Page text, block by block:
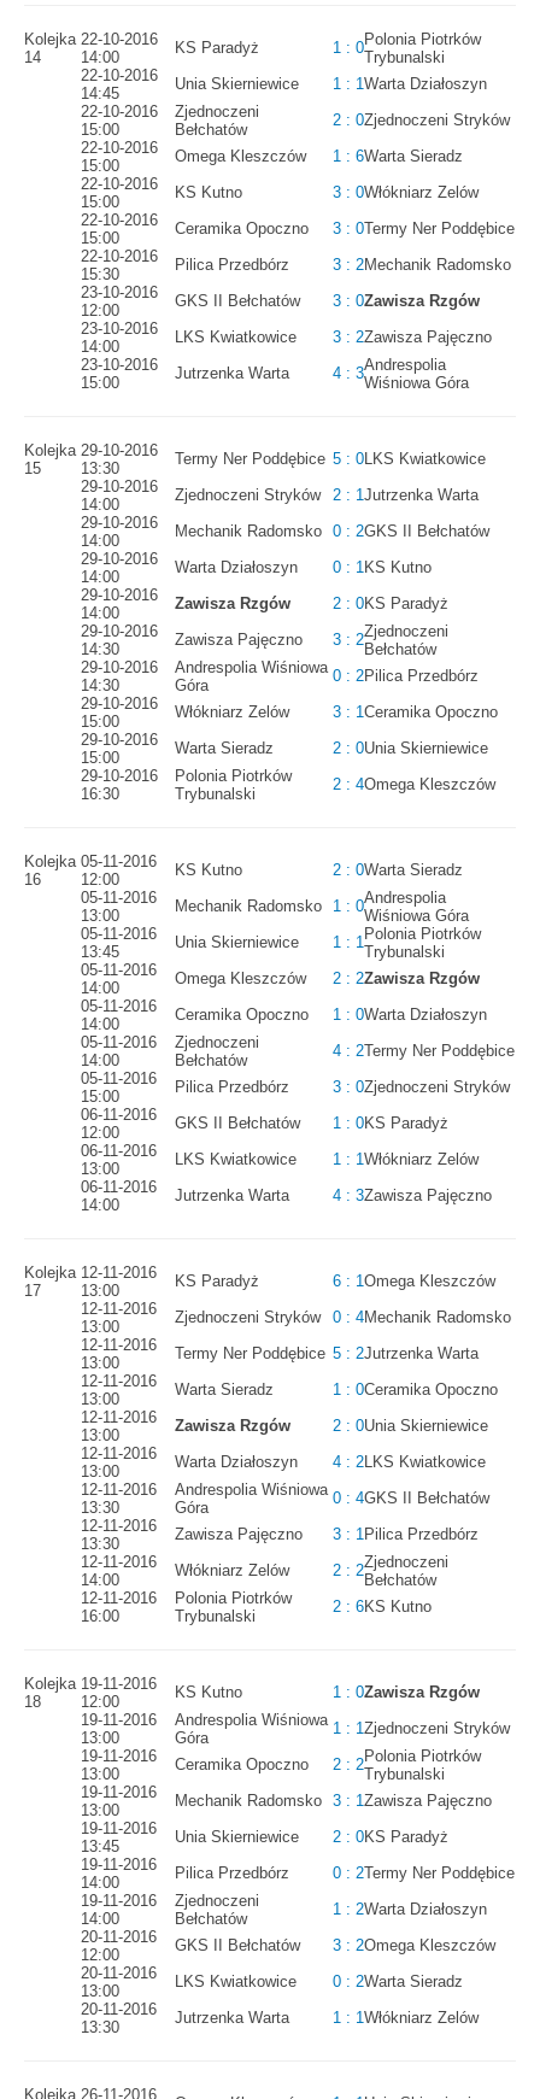
Kolejka
14
22-10-2016
14:00
KS Paradyż 1 : 0Polonia Piotrków
Trybunalski
22-10-2016
14:45
Unia Skierniewice 1 : 1Warta Działoszyn
22-10-2016
15:00
Zjednoczeni
Bełchatów
2 : 0Zjednoczeni Stryków
22-10-2016
15:00
Omega Kleszczów 1 : 6Warta Sieradz
22-10-2016
15:00
KS Kutno 3 : 0Włókniarz Zelów
22-10-2016
15:00
Ceramika Opoczno 3 : 0Termy Ner Poddębice
22-10-2016
15:30
Pilica Przedbórz 3 : 2Mechanik Radomsko
23-10-2016
12:00
GKS II Bełchatów 3 : 0Zawisza Rzgów
23-10-2016
14:00
LKS Kwiatkowice 3 : 2Zawisza Pajęczno
23-10-2016
15:00
Jutrzenka Warta 4 : 3Andrespolia
Wiśniowa Góra
Kolejka
15
29-10-2016
13:30
Termy Ner Poddębice 5 : 0LKS Kwiatkowice
29-10-2016
14:00
Zjednoczeni Stryków 2 : 1Jutrzenka Warta
29-10-2016
14:00
Mechanik Radomsko 0 : 2GKS II Bełchatów
29-10-2016
14:00
Warta Działoszyn 0 : 1KS Kutno
29-10-2016
14:00
Zawisza Rzgów 2 : 0KS Paradyż
29-10-2016
14:30
Zawisza Pajęczno 3 : 2Zjednoczeni
Bełchatów
29-10-2016
14:30
Andrespolia Wiśniowa
Góra
0 : 2Pilica Przedbórz
29-10-2016
15:00
Włókniarz Zelów 3 : 1Ceramika Opoczno
29-10-2016
15:00
Warta Sieradz 2 : 0Unia Skierniewice
29-10-2016
16:30
Polonia Piotrków
Trybunalski
2 : 4Omega Kleszczów
Kolejka
16
05-11-2016
12:00
KS Kutno 2 : 0Warta Sieradz
05-11-2016
13:00
Mechanik Radomsko 1 : 0Andrespolia
Wiśniowa Góra
05-11-2016
13:45
Unia Skierniewice 1 : 1Polonia Piotrków
Trybunalski
05-11-2016
14:00
Omega Kleszczów 2 : 2Zawisza Rzgów
05-11-2016
14:00
Ceramika Opoczno 1 : 0Warta Działoszyn
05-11-2016
14:00
Zjednoczeni
Bełchatów
4 : 2Termy Ner Poddębice
05-11-2016
15:00
Pilica Przedbórz 3 : 0Zjednoczeni Stryków
06-11-2016
12:00
GKS II Bełchatów 1 : 0KS Paradyż
06-11-2016
13:00
LKS Kwiatkowice 1 : 1Włókniarz Zelów
06-11-2016
14:00
Jutrzenka Warta 4 : 3Zawisza Pajęczno
Kolejka
17
12-11-2016
13:00
KS Paradyż 6 : 1Omega Kleszczów
12-11-2016
13:00
Zjednoczeni Stryków 0 : 4Mechanik Radomsko
12-11-2016
13:00
Termy Ner Poddębice 5 : 2Jutrzenka Warta
12-11-2016
13:00
Warta Sieradz 1 : 0Ceramika Opoczno
12-11-2016
13:00
Zawisza Rzgów 2 : 0Unia Skierniewice
12-11-2016
13:00
Warta Działoszyn 4 : 2LKS Kwiatkowice
12-11-2016
13:30
Andrespolia Wiśniowa
Góra
0 : 4GKS II Bełchatów
12-11-2016
13:30
Zawisza Pajęczno 3 : 1Pilica Przedbórz
12-11-2016
14:00
Włókniarz Zelów 2 : 2Zjednoczeni
Bełchatów
12-11-2016
16:00
Polonia Piotrków
Trybunalski
2 : 6KS Kutno
Kolejka
18
19-11-2016
12:00
KS Kutno 1 : 0Zawisza Rzgów
19-11-2016
13:00
Andrespolia Wiśniowa
Góra
1 : 1Zjednoczeni Stryków
19-11-2016
13:00
Ceramika Opoczno 2 : 2Polonia Piotrków
Trybunalski
19-11-2016
13:00
Mechanik Radomsko 3 : 1Zawisza Pajęczno
19-11-2016
13:45
Unia Skierniewice 2 : 0KS Paradyż
19-11-2016
14:00
Pilica Przedbórz 0 : 2Termy Ner Poddębice
19-11-2016
14:00
Zjednoczeni
Bełchatów
1 : 2Warta Działoszyn
20-11-2016
12:00
GKS II Bełchatów 3 : 2Omega Kleszczów
20-11-2016
13:00
LKS Kwiatkowice 0 : 2Warta Sieradz
20-11-2016
13:30
Jutrzenka Warta 1 : 1Włókniarz Zelów
Kolejka 26-11-2016